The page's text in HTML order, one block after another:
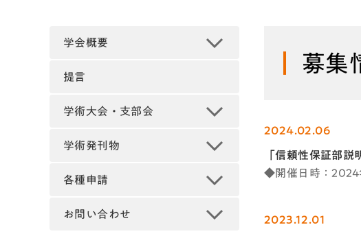
学会概要
提言
学術大会・支部会
学術発刊物
各種申請
お問い合わせ
募集
2024.02.06
「信頼性保証部
◆開催日時：2024
2023.12.01